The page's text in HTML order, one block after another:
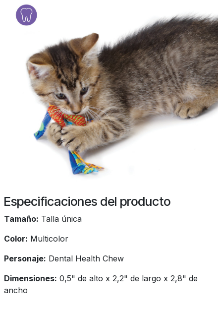
Especificaciones del producto
Tamaño: Talla única
Color: Multicolor
Personaje: Dental Health Chew
Dimensiones: 0,5" de alto x 2,2" de largo x 2,8" de
ancho